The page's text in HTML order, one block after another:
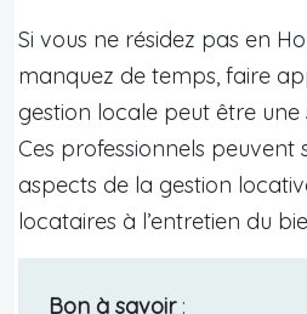
Si vous ne résidez pas en
manquez de temps, faire
gestion locale peut être une
Ces professionnels peuvent
aspects de la gestion
locataires à l’entretien du
Bon à savoir: